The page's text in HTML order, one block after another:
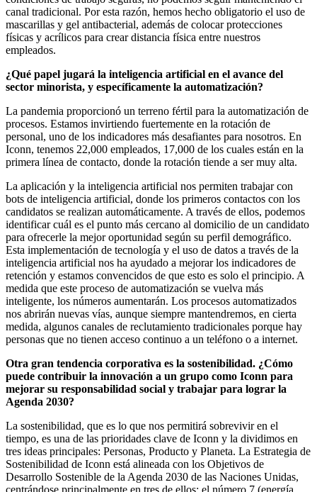
canal tradicional. Por esta razón, hemos hecho obligatorio el uso de
mascarillas y gel antibacterial, además de colocar protecciones
físicas y acrílicos para crear distancia física entre nuestros
empleados.
¿Qué papel jugará la inteligencia artificial en el avance del
sector minorista, y específicamente la automatización?
La pandemia proporcionó un terreno fértil para la automatización de
procesos. Estamos invirtiendo fuertemente en la rotación de
personal, uno de los indicadores más desafiantes para nosotros. En
Iconn, tenemos 22,000 empleados, 17,000 de los cuales están en la
primera línea de contacto, donde la rotación tiende a ser muy alta.
La aplicación y la inteligencia artificial nos permiten trabajar con
bots de inteligencia artificial, donde los primeros contactos con los
candidatos se realizan automáticamente. A través de ellos, podemos
identificar cuál es el punto más cercano al domicilio de un candidato
para ofrecerle la mejor oportunidad según su perfil demográfico.
Esta implementación de tecnología y el uso de datos a través de la
inteligencia artificial nos ha ayudado a mejorar los indicadores de
retención y estamos convencidos de que esto es solo el principio. A
medida que este proceso de automatización se vuelva más
inteligente, los números aumentarán. Los procesos automatizados
nos abrirán nuevas vías, aunque siempre mantendremos, en cierta
medida, algunos canales de reclutamiento tradicionales porque hay
personas que no tienen acceso continuo a un teléfono o a internet.
Otra gran tendencia corporativa es la sostenibilidad. ¿Cómo
puede contribuir la innovación a un grupo como Iconn para
mejorar su responsabilidad social y trabajar para lograr la
Agenda 2030?
La sostenibilidad, que es lo que nos permitirá sobrevivir en el
tiempo, es una de las prioridades clave de Iconn y la dividimos en
tres ideas principales: Personas, Producto y Planeta. La Estrategia de
Sostenibilidad de Iconn está alineada con los Objetivos de
Desarrollo Sostenible de la Agenda 2030 de las Naciones Unidas,
centrándose principalmente en tres de ellos: el número 7 (energía